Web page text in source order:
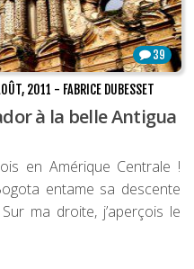
39
2011 - FABRICE DUBESSET
à la belle Antigua
en Amérique Centrale !
entame sa descente
ma droite, j’aperçois le